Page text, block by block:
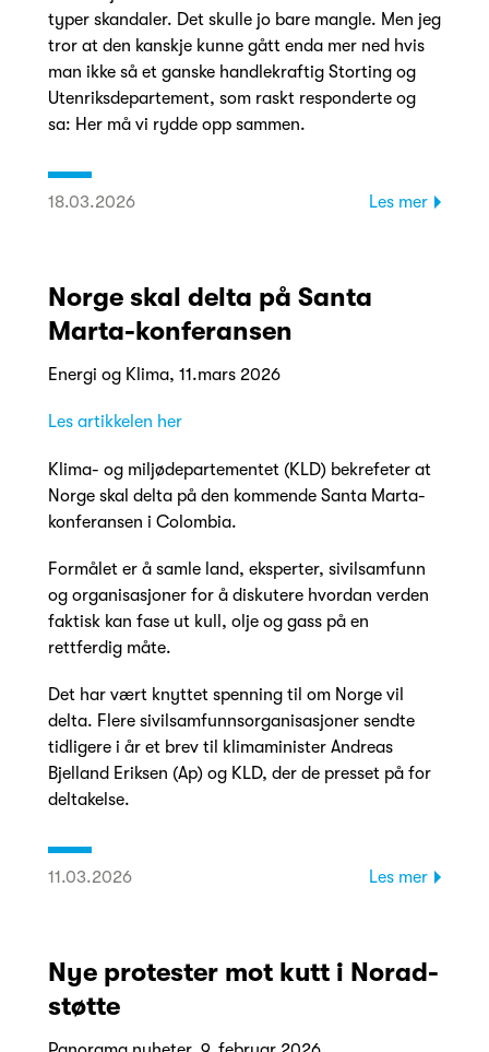
typer skandaler. Det skulle jo bare mangle. Men jeg
tror at den kanskje kunne gått enda mer ned hvis
man ikke så et ganske handlekraftig Storting og
Utenriksdepartement, som raskt responderte og
sa: Her må vi rydde opp sammen.
18.03.2026 Les mer
Norge skal delta på Santa
Marta-konferansen
Energi og Klima, 11.mars 2026
Les artikkelen her
Klima- og miljødepartementet (KLD) bekrefeter at
Norge skal delta på den kommende Santa Marta-
konferansen i Colombia.
Formålet er å samle land, eksperter, sivilsamfunn
og organisasjoner for å diskutere hvordan verden
faktisk kan fase ut kull, olje og gass på en
rettferdig måte.
Det har vært knyttet spenning til om Norge vil
delta. Flere sivilsamfunnsorganisasjoner sendte
tidligere i år et brev til klimaminister Andreas
Bjelland Eriksen (Ap) og KLD, der de presset på for
deltakelse.
11.03.2026 Les mer
Nye protester mot kutt i Norad-
støtte